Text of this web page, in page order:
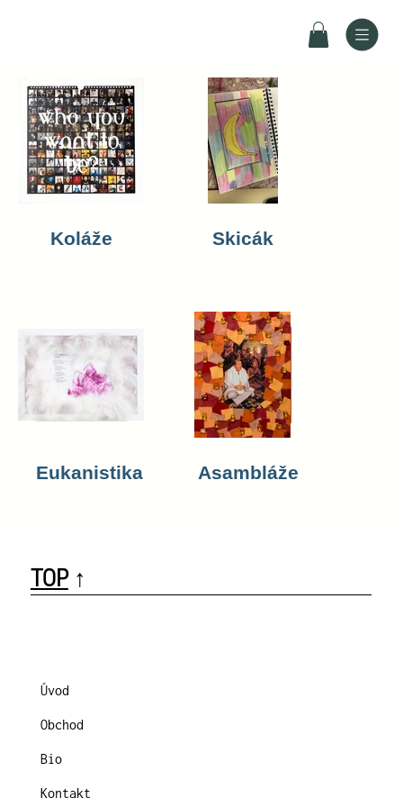
Koláže Skicák
Eukanistika Asambláže
Úvod
Obchod
Bio
Kontakt
TOP↑